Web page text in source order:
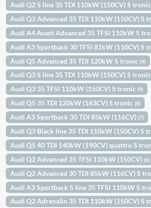
Audi Q2 S line 35 TDI 110kW (150CV) S
Audi Q3 Advanced 35 TDI 110kW (150CV) S
Audi A4 Avant Advanced 35 TFSI 110kW S
Audi A3 Sportback 30 TFSI 81kW (110CV) S
Audi Q5 Advanced 35 TDI 120kW S tronic(9)
Audi Q3 S line 35 TDI 110kW (150CV) S
Audi Q3 35 TFSI 110kW (150CV) S tronic(9)
Audi Q5 35 TDI 120kW (163CV) S tronic(8)
Audi A3 Sportback 30 TDI 85kW (116CV)(7)
Audi Q3 Black line 35 TDI 110kW (150CV) S
Audi Q5 40 TDI 140kW (190CV) quattro S
Audi Q2 Advanced 35 TFSI 110kW (150CV)(6)
Audi Q2 Advanced 30 TDI 85kW (116CV) S
Audi A3 Sportback S line 35 TFSI 110kW S
Audi Q2 Adrenalin 35 TDI 110kW (150CV) S